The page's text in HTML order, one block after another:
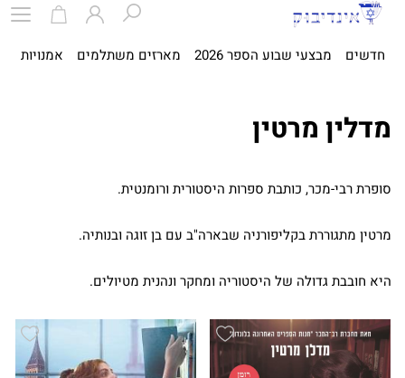
חדשים מבצעי שבוע הספר 2026 מארזים משתלמים אמנויות
מדלין מרטין
סופרת רבי-מכר, כותבת ספרות היסטורית ורומנטית.
מרטין מתגוררת בקליפורניה שבארה"ב עם בן זוגה ובנותיה.
היא חובבת גדולה של היסטוריה ומחקר ונהנית מטיולים.